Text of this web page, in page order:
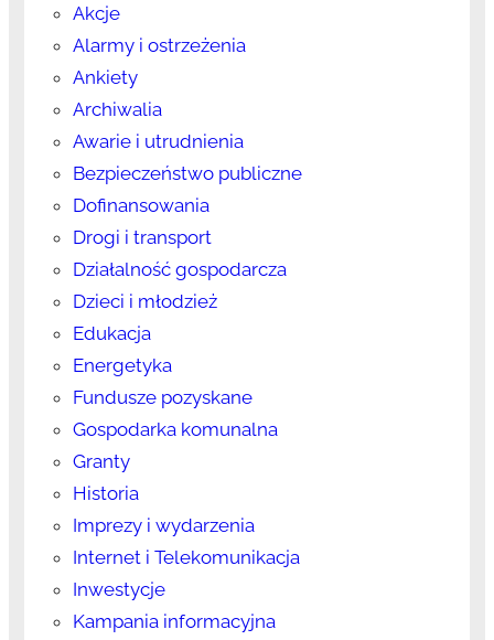
Akcje
Alarmy i ostrzeżenia
Ankiety
Archiwalia
Awarie i utrudnienia
Bezpieczeństwo publiczne
Dofinansowania
Drogi i transport
Działalność gospodarcza
Dzieci i młodzież
Edukacja
Energetyka
Fundusze pozyskane
Gospodarka komunalna
Granty
Historia
Imprezy i wydarzenia
Internet i Telekomunikacja
Inwestycje
Kampania informacyjna